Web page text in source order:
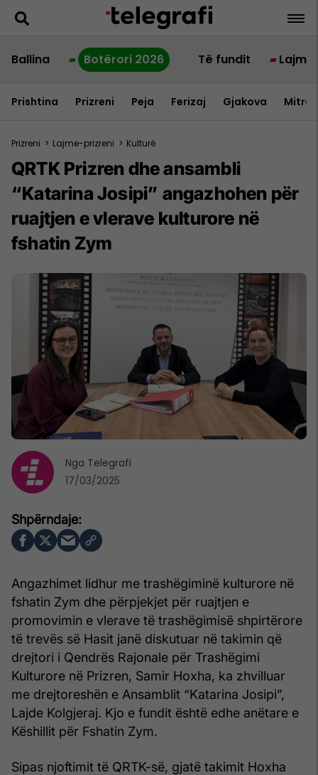
Ballina Botërori 2026 Të fundit Lajme
Prishtina Prizreni Peja Ferizaj Gjakova
Prizreni > Lajme-prizreni > Kulturë
QRTK Prizren dhe ansambli
“Katarina Josipi” angazhohen për
ruajtjen e vlerave kulturore në
fshatin Zym
Angazhimet lidhur me trashëgiminë kulturore në
fshatin Zym dhe përpjekjet për ruajtjen e
promovimin e vlerave të trashëgimisë shpirtërore
të trevës së Hasit janë diskutuar në takimin që
drejtori i Qendrës Rajonale për Trashëgimi
Kulturore në Prizren, Samir Hoxha, ka zhvilluar
me drejtoreshën e Ansamblit “Katarina Josipi”,
Lajde Kolgjeraj. Kjo e fundit është edhe anëtare e
Këshillit për Fshatin Zym.
Sipas njoftimit të QRTK-së, gjatë takimit Hoxha
Nga Telegrafi
17/03/2025